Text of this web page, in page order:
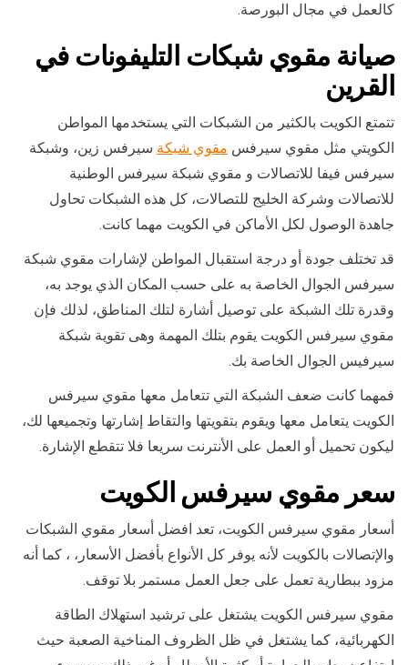
كالعمل في مجال البورصة.
صيانة مقوي شبكات التليفونات في
القرين
تتمتع الكويت بالكثير من الشبكات التي يستخدمها المواطن
الكويتي مثل مقوي سيرفس مقوي شبكة سيرفس زين، وشبكة
سيرفس فيفا للاتصالات و مقوي شبكة سيرفس الوطنية
للاتصالات وشركة الخليج للتصالات، كل هذه الشبكات تحاول
جاهدة الوصول لكل الأماكن في الكويت مهما كانت.
قد تختلف جودة أو درجة استقبال المواطن لإشارات مقوي شبكة
سيرفس الجوال الخاصة به على حسب المكان الذي يوجد به،
وقدرة تلك الشبكة على توصيل أشارة لتلك المناطق، لذلك فإن
مقوي سيرفس الكويت يقوم بتلك المهمة وهى تقوية شبكة
سيرفيس الجوال الخاصة بك.
فمهما كانت ضعف الشبكة التي تتعامل معها مقوي سيرفس
الكويت يتعامل معها ويقوم بتقويتها والتقاط إشارتها وتجميعها لك،
ليكون تحميل أو العمل على الأنترنت سريعا فلا تتقطع الإشارة.
سعر مقوي سيرفس الكويت
أسعار مقوي سيرفس الكويت، تعد افضل أسعار مقوي الشبكات
والإتصالات بالكويت لأنه يوفر كل الأنواع بأفضل الأسعار، ، كما أنه
مزود ببطارية تعمل على جعل العمل مستمر بلا توقف.
مقوي سيرفس الكويت يشتغل على ترشيد استهلاك الطاقة
الكهربائية، كما يشتغل في ظل الظروف المناخية الصعبة حيث